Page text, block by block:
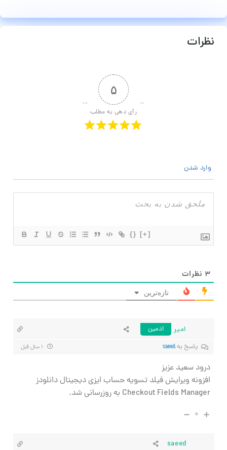
نظرات
۵
رأی دهی به مطلب
وارد شدن
{} [+]
۳ نظرات
تازه‌ترین
امیر
ادمین
پاسخ بهsaeed
درود سعید عزیز
افزونه ویرایش فیلد تسویه حساب ایزی دیجیتال دانلودز
Checkout Fields Manager به روزرسانی شد.
۰
saeed